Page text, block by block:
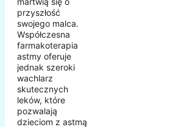
przyszłość
swojego malca.
Współczesna
farmakoterapia
astmy oferuje
jednak szeroki
wachlarz
skutecznych
leków, które
pozwalają
dzieciom z astmą